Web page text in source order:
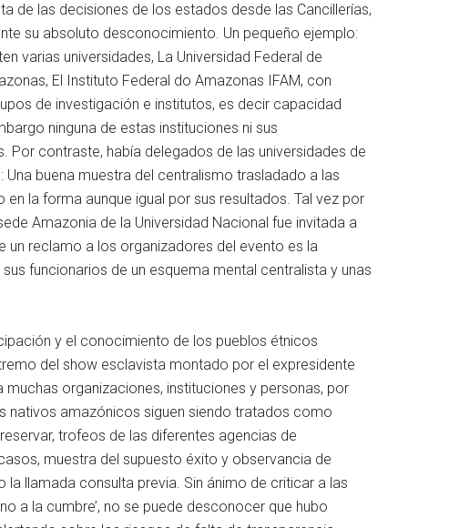
de las decisiones de los estados desde las Cancillerías,
su absoluto desconocimiento. Un pequeño ejemplo:
varias universidades, La Universidad Federal de
El Instituto Federal do Amazonas IFAM, con
de investigación e institutos, es decir capacidad
ninguna de estas instituciones ni sus
Por contraste, había delegados de las universidades de
buena muestra del centralismo trasladado a las
la forma aunque igual por sus resultados. Tal vez por
Amazonia de la Universidad Nacional fue invitada a
un reclamo a los organizadores del evento es la
funcionarios de un esquema mental centralista y unas
y el conocimiento de los pueblos étnicos
del show esclavista montado por el expresidente
organizaciones, instituciones y personas, por
nativos amazónicos siguen siendo tratados como
trofeos de las diferentes agencias de
muestra del supuesto éxito y observancia de
llamada consulta previa. Sin ánimo de criticar a las
a la cumbre’, no se puede desconocer que hubo